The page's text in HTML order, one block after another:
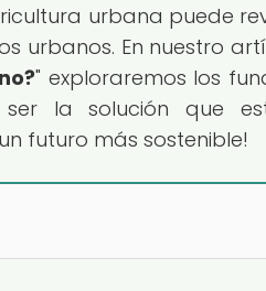
urbana puede
urbanos. En nuestro
" exploraremos los
la solución que
futuro más sostenible!